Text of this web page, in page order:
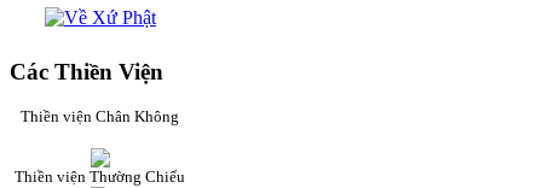
Các Thiền Viện
Thiền viện Chân Không
Thiền viện Thường Chiếu